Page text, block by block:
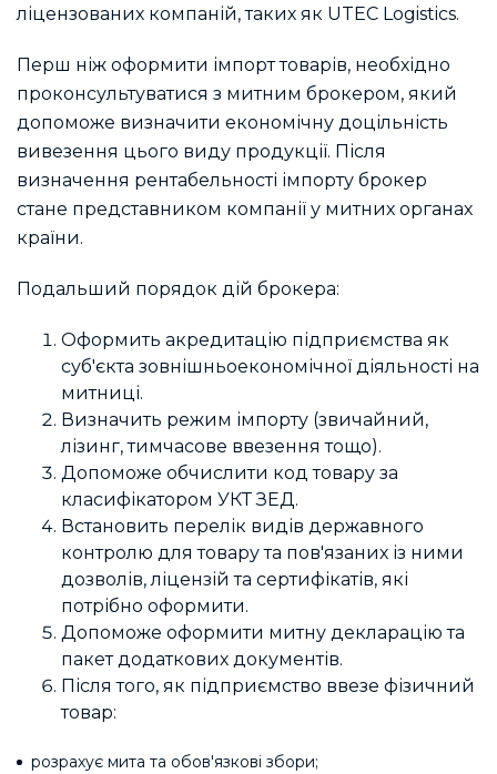
ліцензованих компаній, таких як UTEC Logistics.
Перш ніж оформити імпорт товарів, необхідно
проконсультуватися з митним брокером, який
допоможе визначити економічну доцільність
вивезення цього виду продукції. Після
визначення рентабельності імпорту брокер
стане представником компанії у митних органах
країни.
Подальший порядок дій брокера:
Оформить акредитацію підприємства як
суб'єкта зовнішньоекономічної діяльності на
митниці.
Визначить режим імпорту (звичайний,
лізинг, тимчасове ввезення тощо).
Допоможе обчислити код товару за
класифікатором УКТ ЗЕД.
Встановить перелік видів державного
контролю для товару та пов'язаних із ними
дозволів, ліцензій та сертифікатів, які
потрібно оформити.
Допоможе оформити митну декларацію та
пакет додаткових документів.
Після того, як підприємство ввезе фізичний
товар:
розрахує мита та обов'язкові збори;